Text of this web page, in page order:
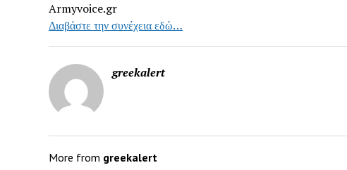
Armyvoice.gr
Διαβάστε την συνέχεια εδώ…
greekalert
More from greekalert